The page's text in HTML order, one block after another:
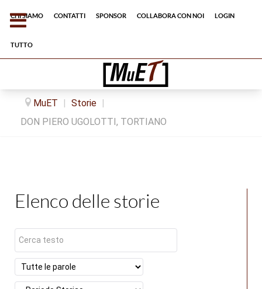
Chi siamo Contatti Sponsor Collabora con noi Login
tutto
MuET | Storie |
DON PIERO UGOLOTTI, TORTIANO
Elenco delle storie